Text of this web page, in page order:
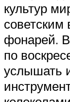
культур
фонарей.
по
услышать